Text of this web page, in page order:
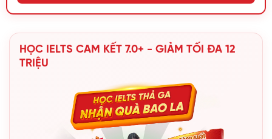
HỌC IELTS CAM KẾT 7.0+ - GIẢM TỐI ĐA 12
TRIỆU